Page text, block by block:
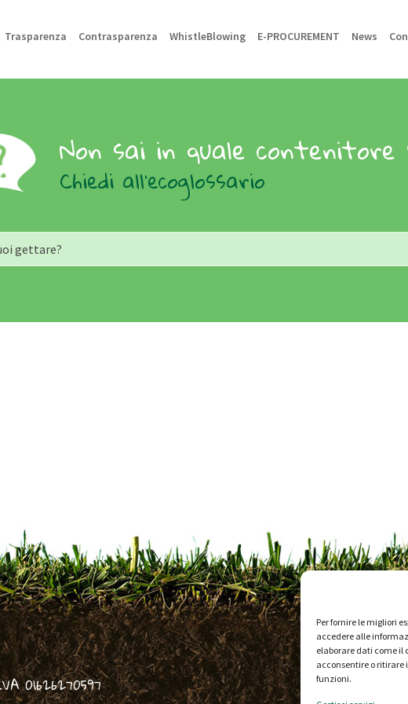
Per fornire le migliori
accedere alle
elaborare dati come il
acconsentire o ritirare
funzioni.
Trasparenza Contrasparenza WhistleBlowing E-PROCUREMENT News
Non sai in quale contenitore
Chiedi all'ecoglossario
gettare?
01626270597